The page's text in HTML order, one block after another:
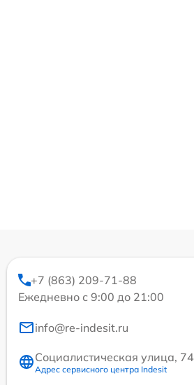
+7 (863) 209-71-88
Ежедневно с 9:00 до 21:00
info@re-indesit.ru
Социалистическая улица, 74
Адрес сервисного центра Indesit